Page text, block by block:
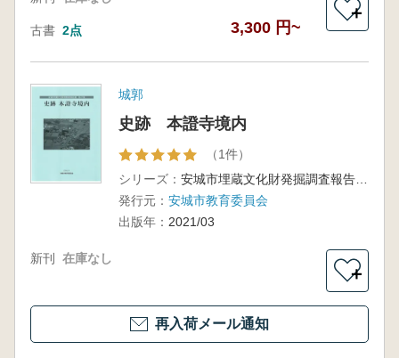
古書 2点 3,300 円~
＋
城郭
史跡 本證寺境内
（1件）
シリーズ：
安城市埋蔵文化財発掘調査報告書 第47集
発行元： 安城市教育委員会
出版年： 2021/03
新刊 在庫なし
＋
再入荷メール通知